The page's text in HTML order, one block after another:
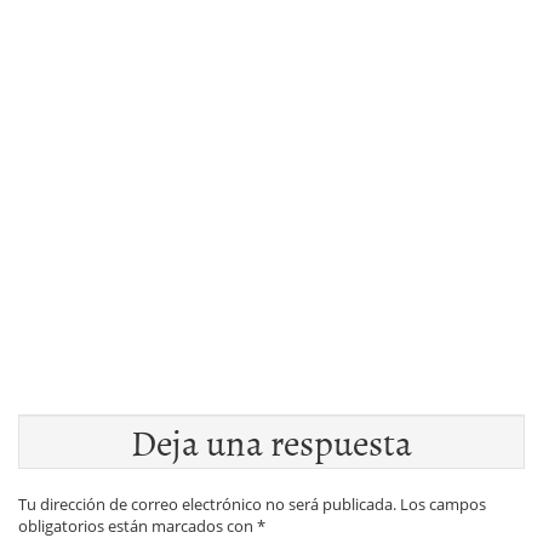
Deja una respuesta
Tu dirección de correo electrónico no será publicada. Los campos
obligatorios están marcados con *